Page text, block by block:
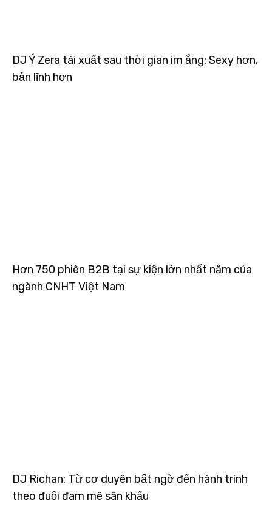
DJ Ý Zera tái xuất sau thời gian im ắng: Sexy hơn,
bản lĩnh hơn
Hơn 750 phiên B2B tại sự kiện lớn nhất năm của
ngành CNHT Việt Nam
DJ Richan: Từ cơ duyên bất ngờ đến hành trình
theo đuổi đam mê sân khấu